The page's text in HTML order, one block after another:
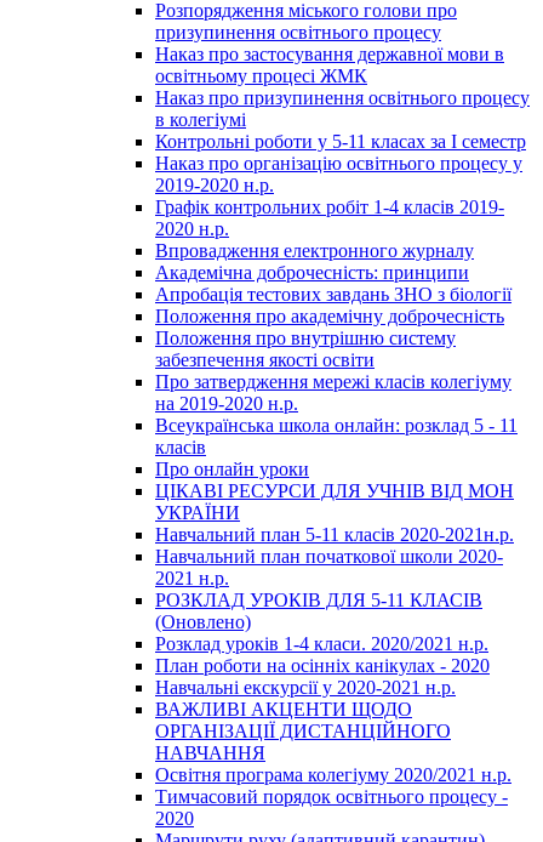
Розпорядження міського голови про
призупинення освітнього процесу
Наказ про застосування державної мови в
освітньому процесі ЖМК
Наказ про призупинення освітнього процесу
в колегіумі
Контрольні роботи у 5-11 класах за І семестр
Наказ про організацію освітнього процесу у
2019-2020 н.р.
Графік контрольних робіт 1-4 класів 2019-
2020 н.р.
Впровадження електронного журналу
Академічна доброчесність: принципи
Апробація тестових завдань ЗНО з біології
Положення про академічну доброчесність
Положення про внутрішню систему
забезпечення якості освіти
Про затвердження мережі класів колегіуму
на 2019-2020 н.р.
Всеукраїнська школа онлайн: розклад 5 - 11
класів
Про онлайн уроки
ЦІКАВІ РЕСУРСИ ДЛЯ УЧНІВ ВІД МОН
УКРАЇНИ
Навчальний план 5-11 класів 2020-2021н.р.
Навчальний план початкової школи 2020-
2021 н.р.
РОЗКЛАД УРОКІВ ДЛЯ 5-11 КЛАСІВ
(Оновлено)
Розклад уроків 1-4 класи. 2020/2021 н.р.
План роботи на осінніх канікулах - 2020
Навчальні екскурсії у 2020-2021 н.р.
ВАЖЛИВІ АКЦЕНТИ ЩОДО
ОРГАНІЗАЦІЇ ДИСТАНЦІЙНОГО
НАВЧАННЯ
Освітня програма колегіуму 2020/2021 н.р.
Тимчасовий порядок освітнього процесу -
2020